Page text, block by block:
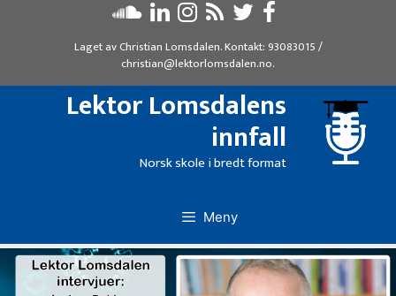
Laget avChristian Lomsdalen. Kontakt: 93083015/
christian@lektorlomsdalen.no.
Lektor Lomsdalens
innfall
Norsk skole i bredt format
Meny